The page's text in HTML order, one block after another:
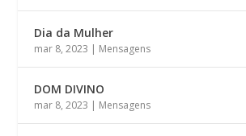
Dia da Mulher
mar 8, 2023 | Mensagens
DOM DIVINO
mar 8, 2023 | Mensagens